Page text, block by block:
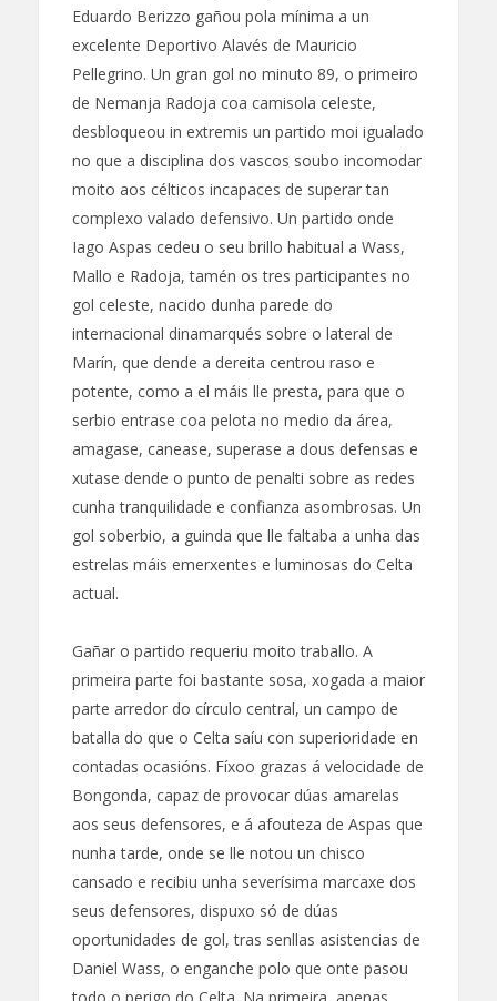
Eduardo Berizzo gañou pola mínima a un
excelente Deportivo Alavés de Mauricio
Pellegrino. Un gran gol no minuto 89, o primeiro
de Nemanja Radoja coa camisola celeste,
desbloqueou in extremis un partido moi igualado
no que a disciplina dos vascos soubo incomodar
moito aos célticos incapaces de superar tan
complexo valado defensivo. Un partido onde
Iago Aspas cedeu o seu brillo habitual a Wass,
Mallo e Radoja, tamén os tres participantes no
gol celeste, nacido dunha parede do
internacional dinamarqués sobre o lateral de
Marín, que dende a dereita centrou raso e
potente, como a el máis lle presta, para que o
serbio entrase coa pelota no medio da área,
amagase, canease, superase a dous defensas e
xutase dende o punto de penalti sobre as redes
cunha tranquilidade e confianza asombrosas. Un
gol soberbio, a guinda que lle faltaba a unha das
estrelas máis emerxentes e luminosas do Celta
actual.
Gañar o partido requeriu moito traballo. A
primeira parte foi bastante sosa, xogada a maior
parte arredor do círculo central, un campo de
batalla do que o Celta saíu con superioridade en
contadas ocasións. Fíxoo grazas á velocidade de
Bongonda, capaz de provocar dúas amarelas
aos seus defensores, e á afouteza de Aspas que
nunha tarde, onde se lle notou un chisco
cansado e recibiu unha severísima marcaxe dos
seus defensores, dispuxo só de dúas
oportunidades de gol, tras senllas asistencias de
Daniel Wass, o enganche polo que onte pasou